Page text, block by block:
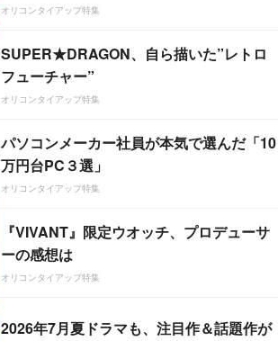
オリコンタイアップ特集
SUPER★DRAGON、自ら描いた”レトロ
フューチャー”
オリコンタイアップ特集
パソコンメーカー社員が本気で選んだ「10
万円台PC３選」
オリコンタイアップ特集
『VIVANT』限定ウオッチ、プロデューサ
ーの感想は
オリコンタイアップ特集
2026年7月夏ドラマも、注目作＆話題作が